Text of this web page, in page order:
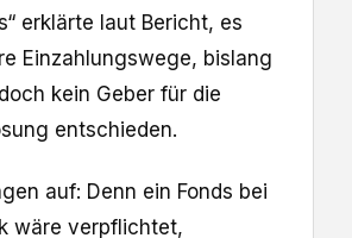
erklärte laut Bericht, es
Einzahlungswege, bislang
kein Geber für die
entschieden.
auf: Denn ein Fonds bei
wäre verpflichtet,